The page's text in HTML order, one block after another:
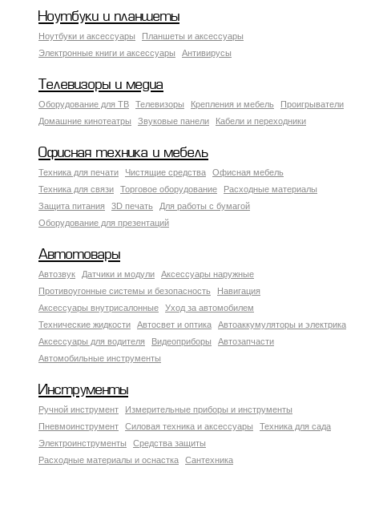
Ноутбуки и планшеты
Ноутбуки и аксессуары
Планшеты и аксессуары
Электронные книги и аксессуары
Антивирусы
Телевизоры и медиа
Оборудование для ТВ Телевизоры Крепления и мебель
Проигрыватели
Домашние кинотеатры
Звуковые панели Кабели и переходники
Офисная техника и мебель
Техника для печати Чистящие средства
Офисная мебель
Техника для связи
Торговое оборудование
Расходные материалы
Защита питания
3D печать
Для работы с бумагой
Оборудование для презентаций
Автотовары
Автозвук Датчики и модули
Аксессуары наружные
Противоугонные системы и безопасность
Навигация
Аксесcуары внутрисалонные
Уход за автомобилем
Технические жидкости
Автосвет и оптика
Автоаккумуляторы и электрика
Аксессуары для водителя
Видеоприборы
Автозапчасти
Автомобильные инструменты
Инструменты
Ручной инструмент
Измерительные приборы и инструменты
Пневмоинструмент
Силовая техника и аксессуары
Техника для сада
Электроинструменты
Средства защиты
Расходные материалы и оснастка
Сантехника